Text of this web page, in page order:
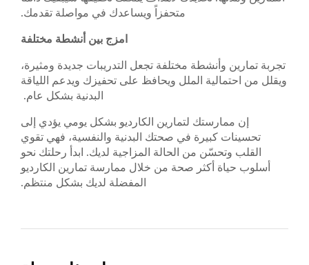
متحفزاً ويساعدك في مواصلة تقدمك.
امزج بين أنشطة مختلفة
تجربة تمارين وأنشطة مختلفة تجعل التدريبات جديدة ومثيرة،
ويقلل من احتمالية الملل ويحافظ على تحفيزك ويدعم اللياقة
البدنية بشكل عام.
إن ممارستك لتمارين الكارديو بشكل يومي يؤدي إلى
تحسينات كبيرة في صحتك البدنية والنفسية، فهي تقوي
القلب وتحسّن من الحالة المزاجية لديك. ابدأ رحلتك نحو
أسلوب حياة أكثر صحة من خلال ممارسة تمارين الكارديو
المفضلة لديك بشكل منتظم.